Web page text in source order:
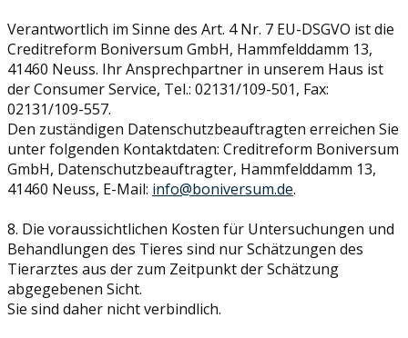
Verantwortlich im Sinne des Art. 4 Nr. 7 EU-DSGVO ist die
Creditreform Boniversum GmbH, Hammfelddamm 13,
41460 Neuss. Ihr Ansprechpartner in unserem Haus ist
der Consumer Service, Tel.: 02131/109-501, Fax:
02131/109-557.
Den zuständigen Datenschutzbeauftragten erreichen Sie
unter folgenden Kontaktdaten: Creditreform Boniversum
GmbH, Datenschutzbeauftragter, Hammfelddamm 13,
41460 Neuss, E-Mail: info@boniversum.de.
8. Die voraussichtlichen Kosten für Untersuchungen und
Behandlungen des Tieres sind nur Schätzungen des
Tierarztes aus der zum Zeitpunkt der Schätzung
abgegebenen Sicht.
Sie sind daher nicht verbindlich.